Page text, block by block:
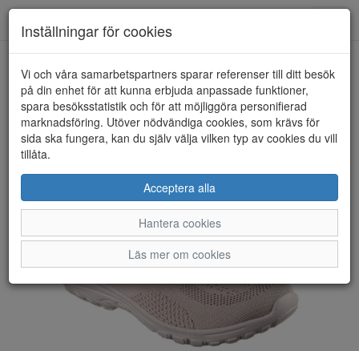
HEM SKECHERS
Inställningar för cookies
Vi och våra samarbetspartners sparar referenser till ditt besök
på din enhet för att kunna erbjuda anpassade funktioner,
spara besöksstatistik och för att möjliggöra personifierad
marknadsföring. Utöver nödvändiga cookies, som krävs för
sida ska fungera, kan du själv välja vilken typ av cookies du vill
tillåta.
Acceptera alla
Hantera cookies
Läs mer om cookies